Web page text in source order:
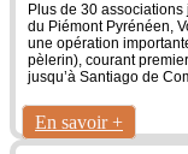
Plus de 30 associations
du Piémont Pyrénéen,
une opération
pèlerin), courant
jusqu’à Santiago de
En savoir +